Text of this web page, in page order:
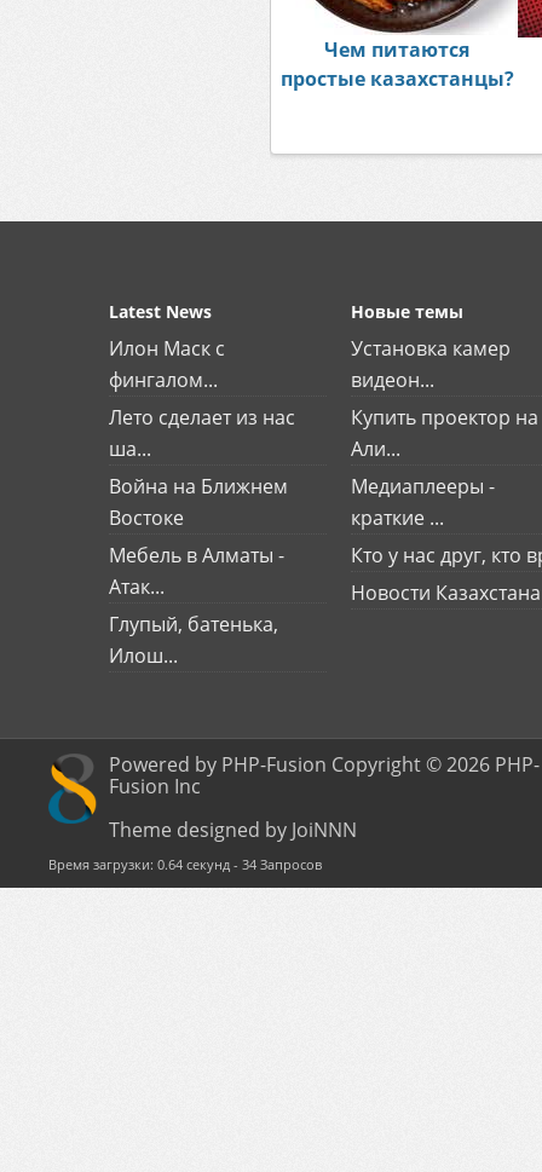
Чем питаются
простые казахстанцы?
Latest News
Илон Маск с
фингалом...
Лето сделает из нас
ша...
Война на Ближнем
Востоке
Мебель в Алматы -
Атак...
Глупый, батенька,
Илош...
Новые темы
Установка камер
видеон...
Купить проектор на
Али...
Медиаплееры -
краткие ...
Кто у нас друг, кто
Новости Казахстана
Powered by PHP-Fusion Copyright © 2026 PHP-
Fusion Inc
Theme designed by JoiNNN
Время загрузки: 0.64 секунд - 34 Запросов